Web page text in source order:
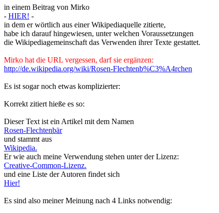
in einem Beitrag von Mirko
- HIER! -
in dem er wörtlich aus einer Wikipediaquelle zitierte,
habe ich darauf hingewiesen, unter welchen Voraussetzungen
die Wikipediagemeinschaft das Verwenden ihrer Texte gestattet.
Mirko hat die URL vergessen, darf sie ergänzen:
http://de.wikipedia.org/wiki/Rosen-Flechtenb%C3%A4rchen
Es ist sogar noch etwas komplizierter:
Korrekt zitiert hieße es so:
Dieser Text ist ein Artikel mit dem Namen
Rosen-Flechtenbär
und stammt aus
Wikipedia.
Er wie auch meine Verwendung stehen unter der Lizenz:
Creative-Common-Lizenz.
und eine Liste der Autoren findet sich
Hier!
Es sind also meiner Meinung nach 4 Links notwendig: